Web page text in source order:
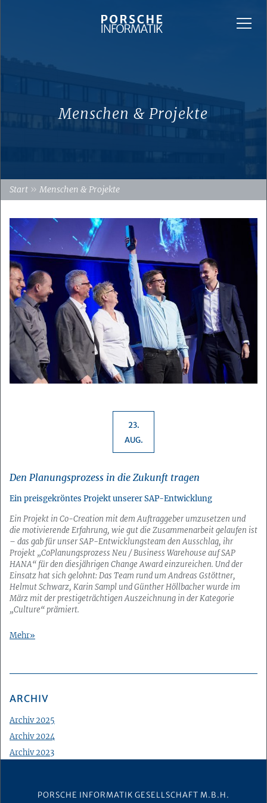
Menschen & Projekte
Start » Menschen & Projekte
23.
AUG.
Den Planungsprozess in die Zukunft tragen
Ein preisgekröntes Projekt unserer SAP-Entwicklung
Ein Projekt in Co-Creation mit dem Auftraggeber umzusetzen und
die motivierende Erfahrung, wie gut die Zusammenarbeit gelaufen ist
– das gab für unser SAP-Entwicklungsteam den Ausschlag, ihr
Projekt „CoPlanungsprozess Neu / Business Warehouse auf SAP
HANA“ für den diesjährigen Change Award einzureichen. Und der
Einsatz hat sich gelohnt: Das Team rund um Andreas Gstöttner,
Helmut Schwarz, Karin Sampl und Günther Höllbacher wurde im
März mit der prestigeträchtigen Auszeichnung in der Kategorie
„Culture“ prämiert.
Mehr
ARCHIV
Archiv 2025
Archiv 2024
Archiv 2023
Archiv 2020
PORSCHE INFORMATIK GESELLSCHAFT M.B.H.